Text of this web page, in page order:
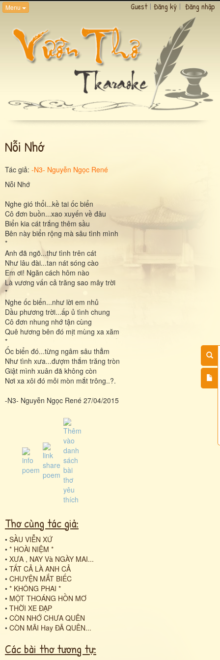
Menu Guest | Đăng ký | Đăng nhập
Nỗi Nhớ
Tác giả: -N3- Nguyễn Ngọc René
Nỗi Nhớ
Nghe gió thổi...kề tai ốc biển
Cô đơn buồn...xao xuyến về đâu
Biển kia cát trắng thêm sầu
Bên này biển rộng mà sâu tình mình
*
Anh đã ngõ...thư tình trên cát
Như lâu đài...tan nát sóng cào
Em ơi! Ngăn cách hôm nào
Là vương vấn cả trăng sao mây trời
*
Nghe ốc biển...như lời em nhủ
Dầu phương trời...ấp ủ tình chung
Cô đơn nhung nhớ tận cùng
Quê hương bên đó mịt mùng xa xăm
*
Ốc biển đó...từng ngâm sâu thẳm
Như tình xưa...đượm thắm trăng tròn
Giật mình xuân đã không còn
Nơi xa xôi đó mỏi mòn mắt trông..?.
-N3- Nguyễn Ngọc René 27/04/2015
Thơ cùng tác giả:
• SẦU VIỄN XỨ
• * HOÀl NIỆM *
• XƯA , NAY Và NGÀY MAI...
• TẤT CẢ LÀ ANH CẢ
• CHUYỆN MẮT BIẾC
• * KHÔNG PHAI *
• MỘT THOÁNG HỒN MƠ
• THỜI XE ĐẠP
• CÒN NHỚ CHƯA QUÊN
• CÒN MÃI Hay ĐÃ QUÊN...
Các bài thơ tương tự: